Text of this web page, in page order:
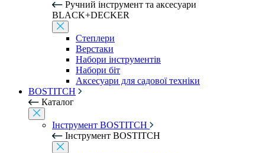
Ручний інструмент та аксесуари
BLACK+DECKER
Степлери
Верстаки
Набори інструментів
Набори біт
Аксесуари для садової техніки
BOSTITCH
Каталог
Інструмент BOSTITCH
Інструмент BOSTITCH